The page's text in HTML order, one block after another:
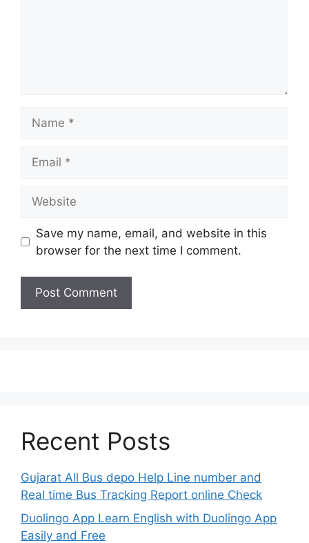
Save my name, email, and website in this
browser for the next time I comment.
Recent Posts
Gujarat All Bus depo Help Line number and
Real time Bus Tracking Report online Check
Duolingo App Learn English with Duolingo App
Easily and Free